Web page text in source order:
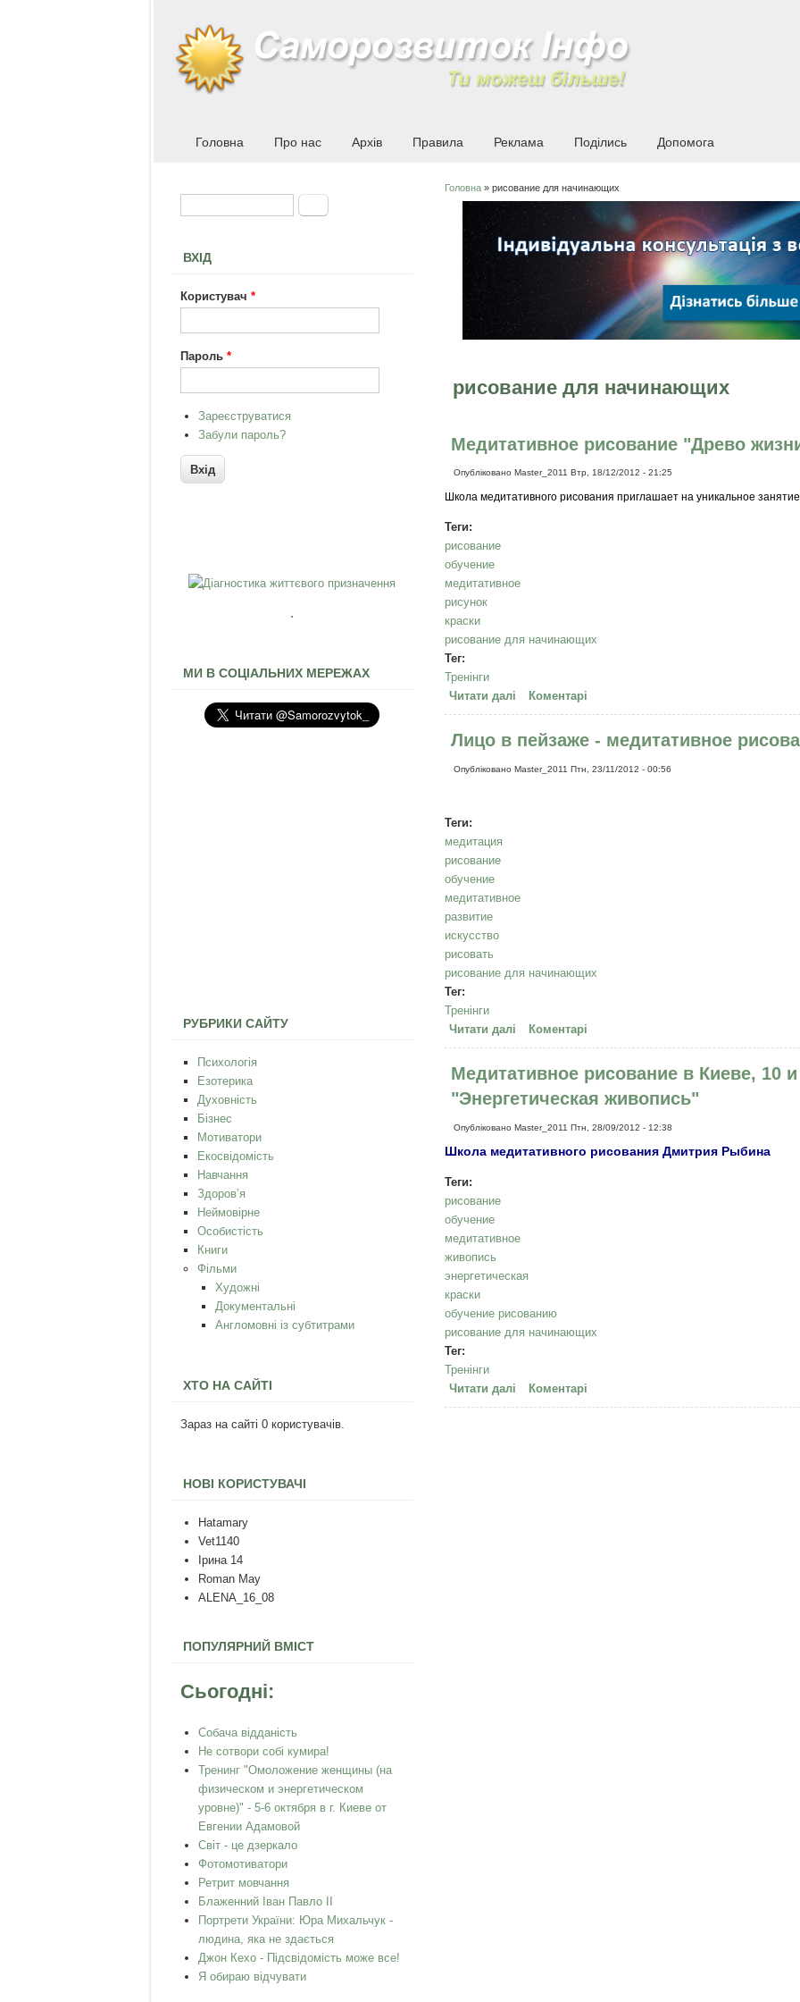
Головна Про нас Архів Правила Реклама Поділись Допомога
Ви є тут
Головна» рисование для начинающих
рисование для начинающих
Медитативное рисование "Древо
Опубліковано Master_2011 Втр, 18/12/2012 - 21:25
Школа медитативного рисования приглашает на уникальное занятие
Теги:
рисование
обучение
медитативное
рисунок
краски
рисование для начинающих
Тег:
Тренінги
Читати далі про Медитативное рисование "Древо жизни
Коментарі
Лицо в пейзаже - медитативное
ОпублікованоMaster_2011 Птн, 23/11/2012 - 00:56
Теги:
медитация
рисование
обучение
медитативное
развитие
искусство
рисовать
рисование для начинающих
Тег:
Тренінги
Читати далі про Лицо в пейзаже - медитативное рисование.
Коментарі
Медитативное рисование в Киеве, 10
"Энергетическая живопись"
ОпублікованоMaster_2011 Птн, 28/09/2012 - 12:38
Школа медитативного рисования Дмитрия Рыбина
Теги:
рисование
обучение
медитативное
живопись
энергетическая
краски
обучение рисованию
рисование для начинающих
Тег:
Тренінги
Читати далі про Медитативное рисование в Киеве, 10 и 17
Коментарі
Пошукова форма
Пошук
ВХІД
Користувач *
Пароль *
Зареєструватися
Забули пароль?
МИ В СОЦІАЛЬНИХ МЕРЕЖАХ
РУБРИКИ САЙТУ
Психологія
Езотерика
Духовність
Бізнес
Мотиватори
Екосвідомість
Навчання
Здоров’я
Неймовірне
Особистість
Книги
Фільми
Художні
Документальні
Англомовні із субтитрами
ХТО НА САЙТІ
Зараз на сайті 0 користувачів.
НОВІ КОРИСТУВАЧІ
Hatamary
Vet1140
Ірина 14
Roman May
ALENA_16_08
ПОПУЛЯРНИЙ ВМІСТ
Сьогодні:
Собача відданість
Не сотвори собі кумира!
Тренинг "Омоложение женщины (на
физическом и энергетическом
уровне)" - 5-6 октября в г. Киеве от
Евгении Адамовой
Світ - це дзеркало
Фотомотиватори
Ретрит мовчання
Блаженний Іван Павло ІІ
Портрети України: Юра Михальчук -
людина, яка не здається
Джон Кехо - Підсвідомість може все!
Я обираю відчувати